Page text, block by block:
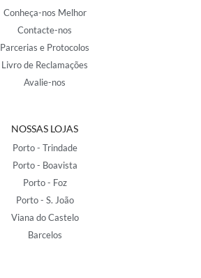
Conheça-nos Melhor
Contacte-nos
Parcerias e Protocolos
Livro de Reclamações
Avalie-nos
NOSSAS LOJAS
Porto - Trindade
Porto - Boavista
Porto - Foz
Porto - S. João
Viana do Castelo
Barcelos